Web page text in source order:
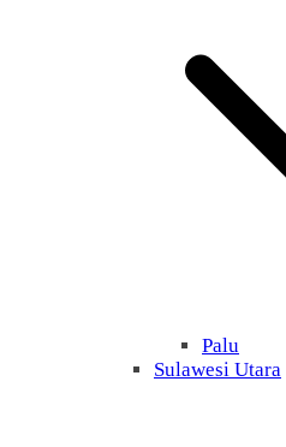
Palu
Sulawesi Utara